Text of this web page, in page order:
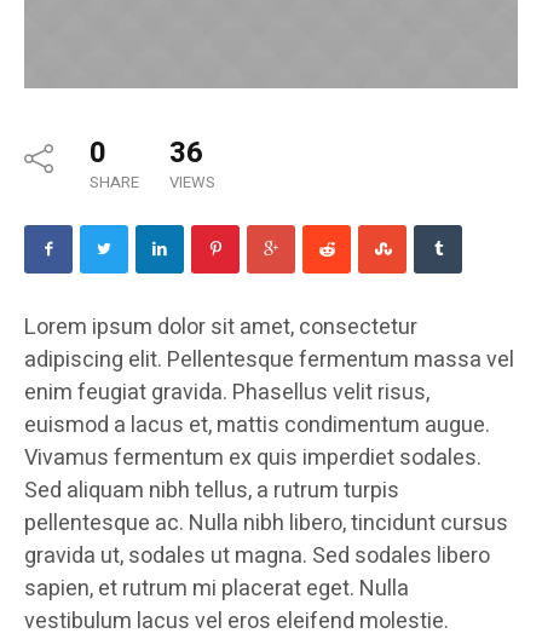
0
SHARE
36
VIEWS
Lorem ipsum dolor sit amet, consectetur
adipiscing elit. Pellentesque fermentum massa vel
enim feugiat gravida. Phasellus velit risus,
euismod a lacus et, mattis condimentum augue.
Vivamus fermentum ex quis imperdiet sodales.
Sed aliquam nibh tellus, a rutrum turpis
pellentesque ac. Nulla nibh libero, tincidunt cursus
gravida ut, sodales ut magna. Sed sodales libero
sapien, et rutrum mi placerat eget. Nulla
vestibulum lacus vel eros eleifend molestie.